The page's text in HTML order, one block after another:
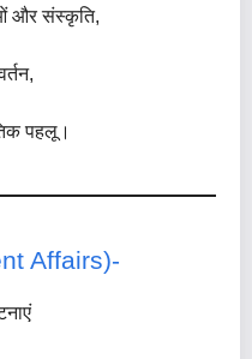
और संस्कृति,
पहलू।
Affairs)-